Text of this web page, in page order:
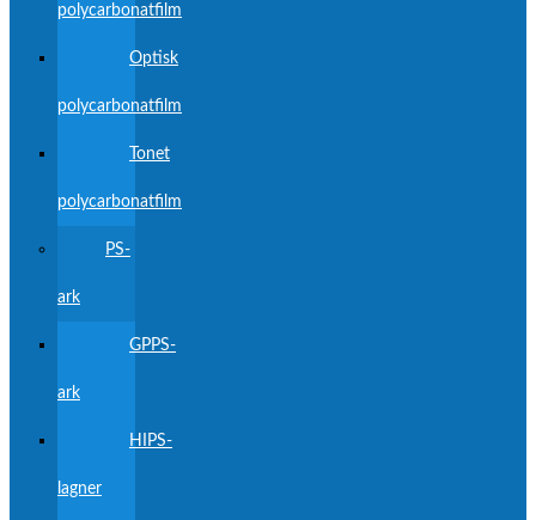
polycarbonatfilm
Optisk
polycarbonatfilm
Tonet
polycarbonatfilm
PS-
ark
GPPS-
ark
HIPS-
lagner